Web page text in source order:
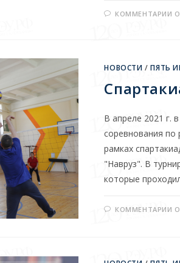
КОММЕНТАРИИ
НОВОСТИ /ПЯТЬ
В апреле 2021 г.
соревнования по
рамках
"Навруз". В
которые
КОММЕНТАРИИ